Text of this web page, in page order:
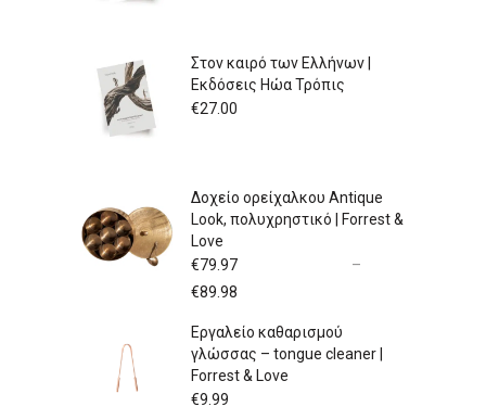
Στον καιρό των Ελλήνων |
Εκδόσεις Ηώα Τρόπις
€27.00
Δοχείο ορείχαλκου Antique
Look, πολυχρηστικό | Forrest &
Love
€79.97
–
€89.98
through
Εργαλείο καθαρισμού
γλώσσας – tongue cleaner |
Forrest & Love
€9.99